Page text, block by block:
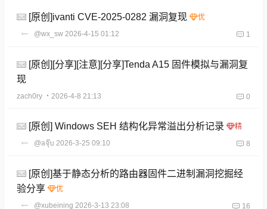
[原创]ivanti CVE-2025-0282 漏洞复现
@wx_sw 2026-4-15 01:12 1
[原创][分享][注意][分享]Tenda A15 固件模拟与漏洞复
现
zach0ry ・2026-4-8 21:13 0
[原创] Windows SEH 结构化异常溢出分析记录
@aจุ๊บ 2026-3-25 09:10 8
[原创]基于静态分析的路由器固件二进制漏洞挖掘经
验分享
@xubeining 2026-3-13 23:08 16